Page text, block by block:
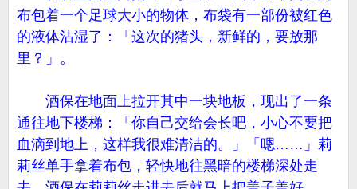
布包着一个足球大小的物体，布袋有一部份被红色
的液体沾湿了：「这次的猪头，新鲜的，要放那
里？」。
酒保在地面上拉开其中一块地板，现出了一条
通往地下楼梯：「你自己交给会长吧，小心不要把
血滴到地上，这样我很难清洁的。」「嗯……」莉
莉丝单手拿着布包，轻快地往黑暗的楼梯深处走